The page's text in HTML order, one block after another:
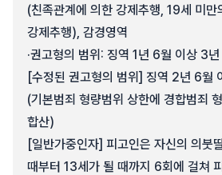
(친족관계에 의한 강제추행, 19세 미만
강제추행), 감경영역
·권고형의 범위: 징역 1년 6월 이상 3
[수정된 권고형의 범위] 징역 2년 6월
(기본범죄 형량범위 상한에 경합범죄
합산)
[일반가중인자] 피고인은 자신의 의붓
때부터 13세가 될 때까지 6회에 걸쳐